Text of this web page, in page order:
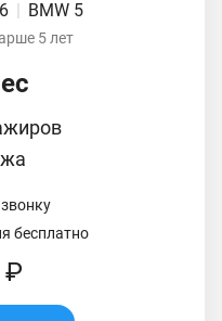
| BMW 5
5 лет
бесплатно
₽